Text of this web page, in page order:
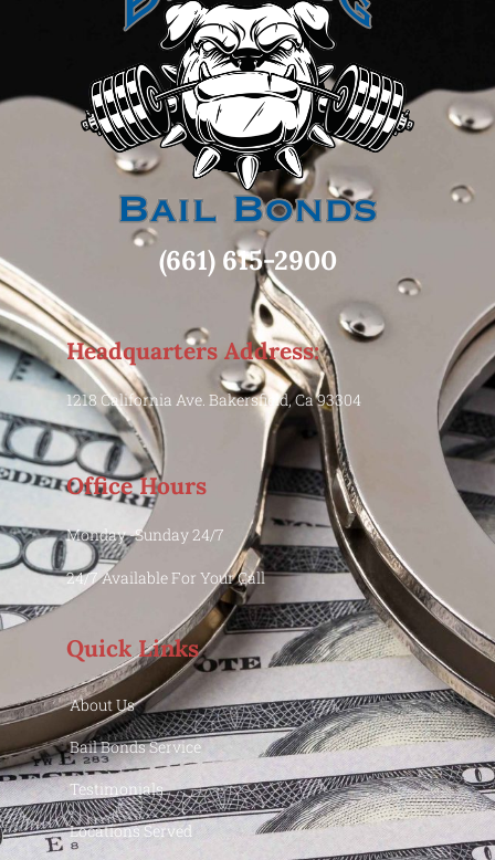
(661) 615-2900
Headquarters Address:
1218 California Ave. Bakersfield, Ca 93304
Office Hours
Monday -Sunday 24/7
24/7 Available For Your Call
Quick Links
About Us
Bail Bonds Service
Testimonials
Locations Served